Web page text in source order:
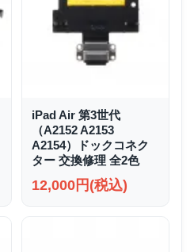
iPad Air 第3世代
（A2152 A2153
A2154）ドックコネク
ター 交換修理 全2色
12,000円(税込)